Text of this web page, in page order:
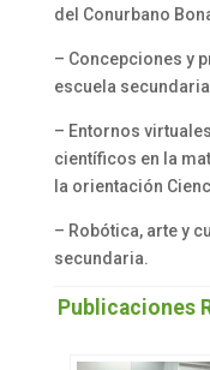
del Conurbano
– Concepciones y
escuela
– Entornos
científicos en la
la orientación
– Robótica, arte y
secundaria.
Publicaciones